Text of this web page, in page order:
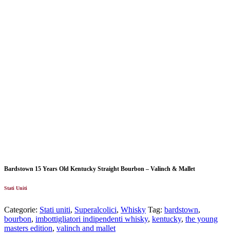
Bardstown 15 Years Old Kentucky Straight Bourbon – Valinch & Mallet
Stati Uniti
Categorie: Stati uniti, Superalcolici, Whisky Tag: bardstown,
bourbon, imbottigliatori indipendenti whisky, kentucky, the young
masters edition, valinch and mallet